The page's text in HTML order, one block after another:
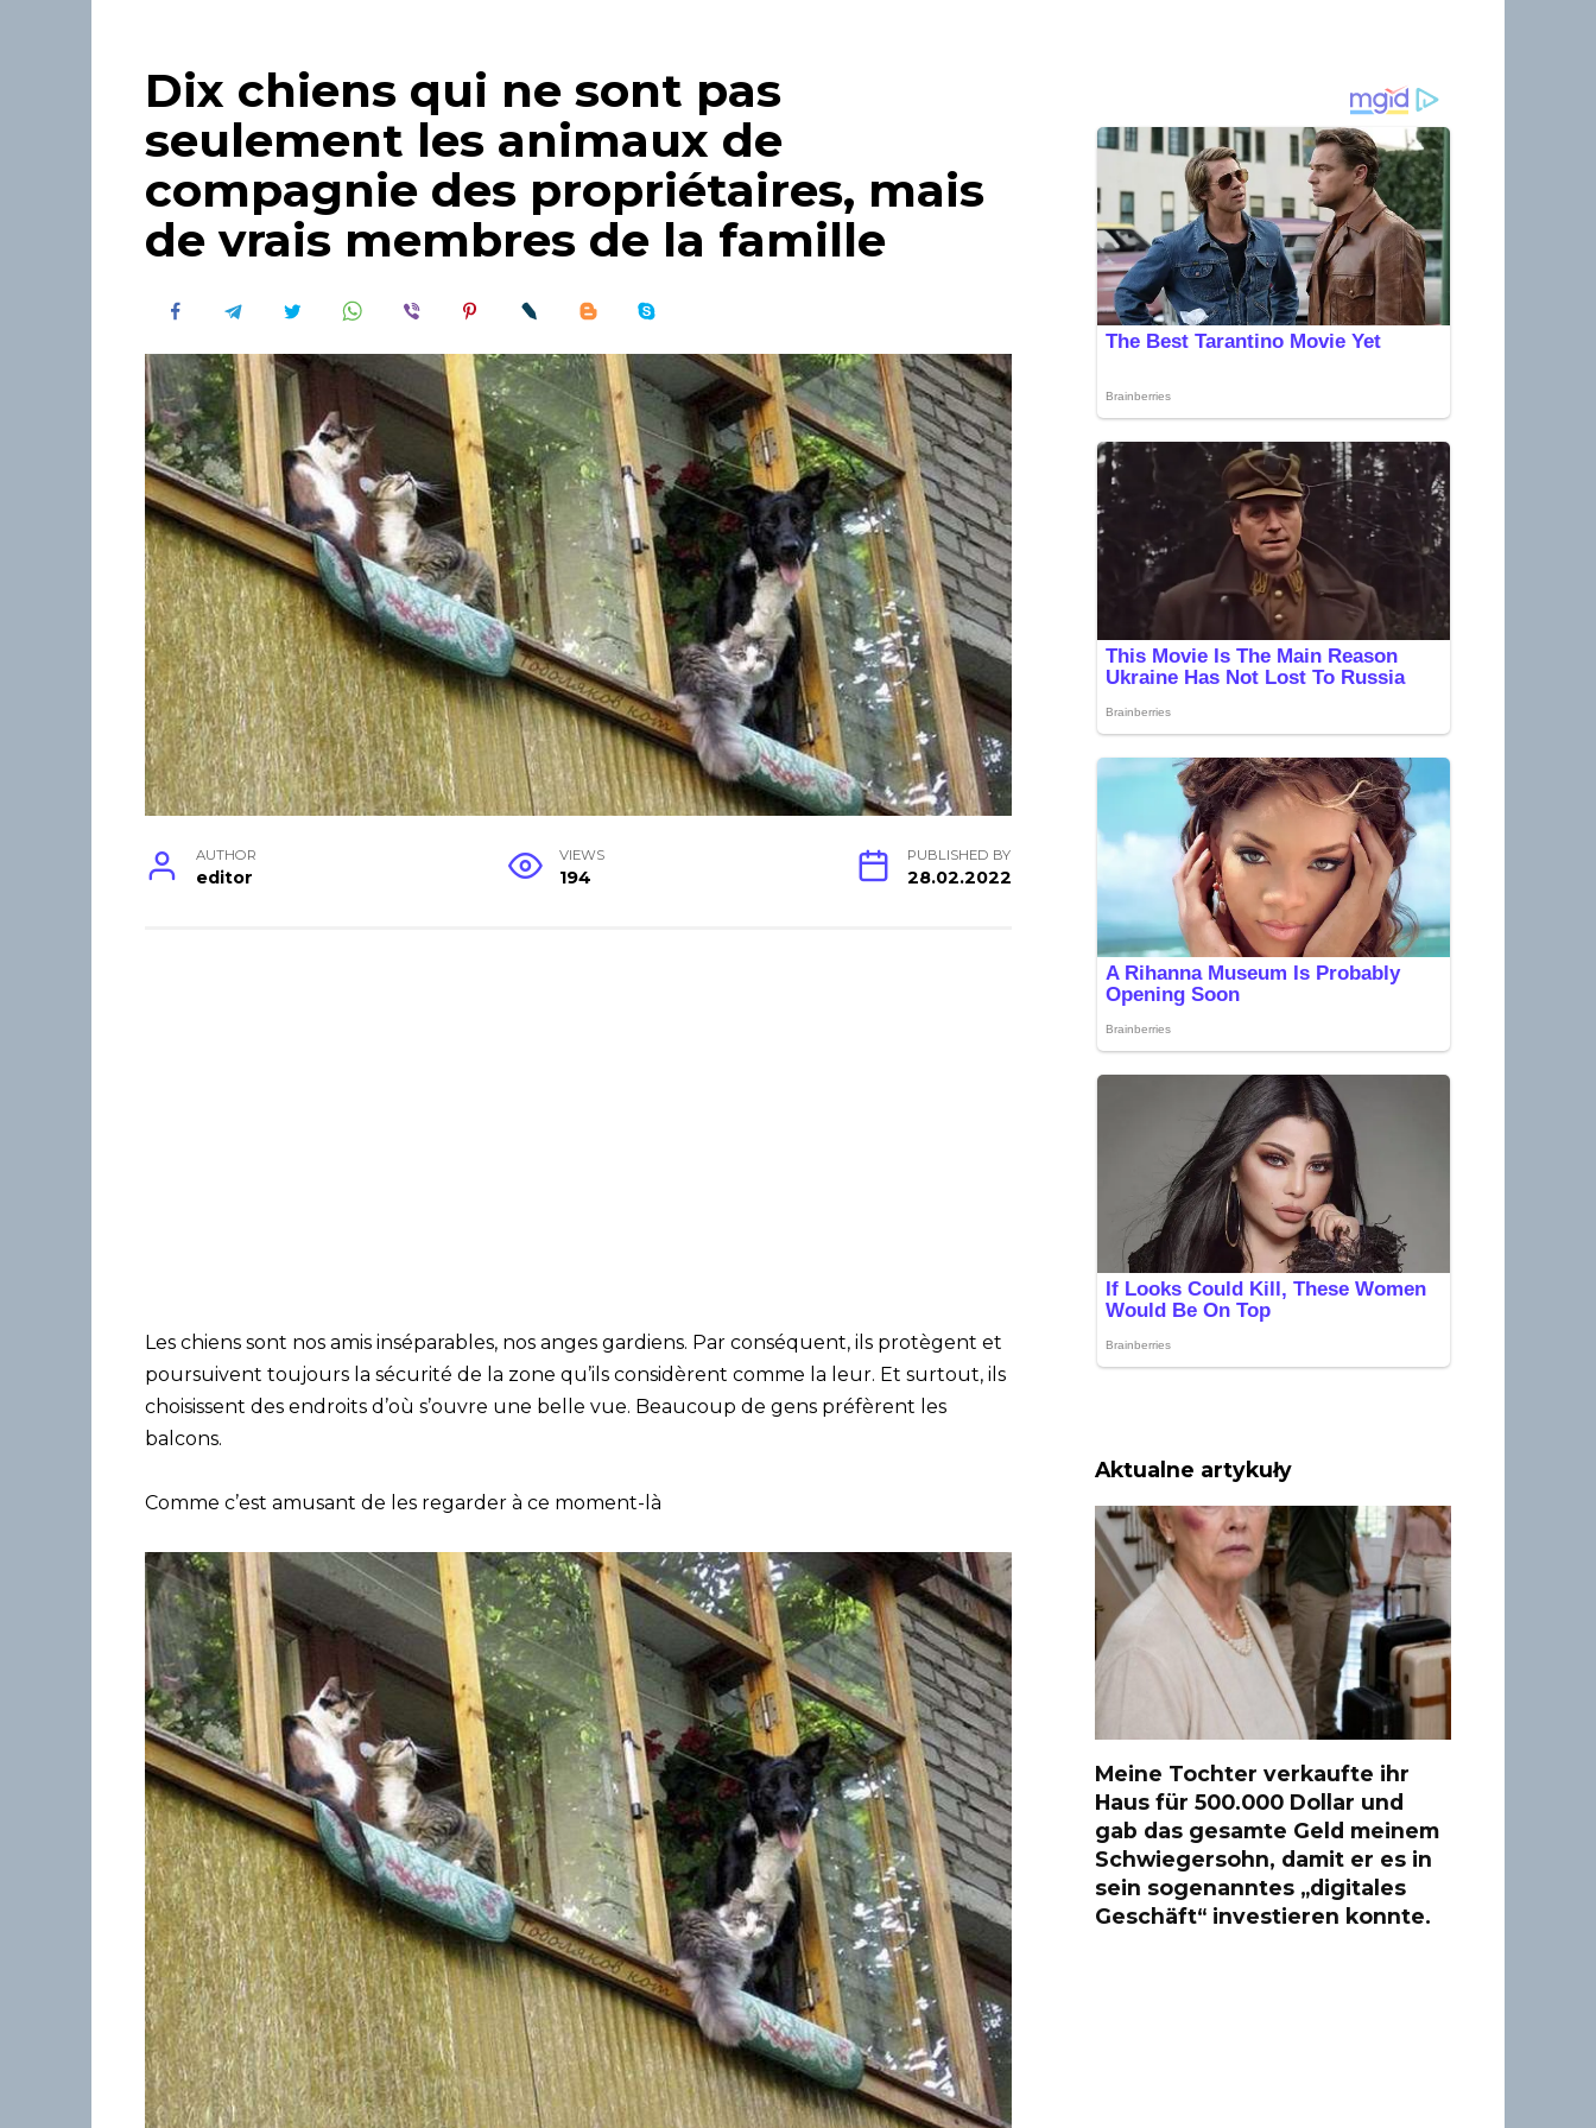
Dix chiens qui ne sont pas
seulement les animaux de
compagnie des propriétaires, mais
de vrais membres de la famille
AUTHOR
editor
VIEWS
194
PUBLISHED BY
28.02.2022
Les chiens sont nos amis inséparables, nos anges gardiens. Par conséquent, ils protègent et
poursuivent toujours la sécurité de la zone qu’ils considèrent comme la leur. Et surtout, ils
choisissent des endroits d’où s’ouvre une belle vue. Beaucoup de gens préfèrent les
balcons.
Comme c’est amusant de les regarder à ce moment-là
Aktualne artykuły
Meine Tochter verkaufte ihr
Haus für 500.000 Dollar und
gab das gesamte Geld meinem
Schwiegersohn, damit er es in
sein sogenanntes „digitales
Geschäft“ investieren konnte.